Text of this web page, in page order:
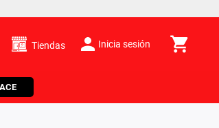
Tiendas Inicia sesión